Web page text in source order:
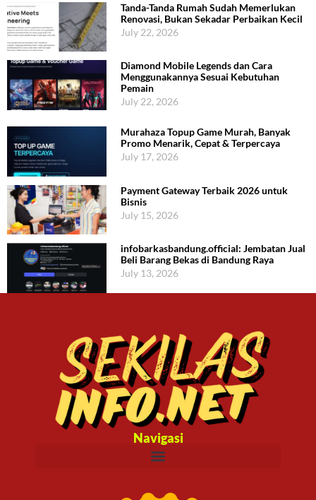
Tanda-Tanda Rumah Sudah Memerlukan
Renovasi, Bukan Sekadar Perbaikan Kecil
July 22, 2026
Diamond Mobile Legends dan Cara
Menggunakannya Sesuai Kebutuhan
Pemain
July 22, 2026
Murahaza Topup Game Murah, Banyak
Promo Menarik, Cepat & Terpercaya
July 17, 2026
Payment Gateway Terbaik 2026 untuk
Bisnis
July 15, 2026
infobarkasbandung.official: Jembatan Jual
Beli Barang Bekas di Bandung Raya
July 13, 2026
Navigasi